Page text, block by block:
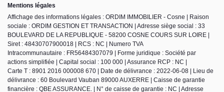
Mentions légales
Affichage des informations légales : ORDIM IMMOBILIER - Cosne | Raison
sociale : ORDIM GESTION ET TRANSACTION | Adresse siège social : 33
BOULEVARD DE LA REPUBLIQUE - 58200 COSNE COURS SUR LOIRE |
Siret : 48430707900018 | RCS : NC | Numero TVA
Intracommunautaire : FR56484307079 | Forme juridique : Société par
actions simplifiée | Capital social : 100 000 | Assurance RCP : NC |
Carte T : 8901 2016 000008 670 | Date de délivrance : 2022-06-08 | Lieu de
délivrance : 60 Boulevard Vauban 89000 AUXERRE | Caisse de garantie
financière : QBE ASSURANCE. | N° de caisse de garantie : NC | Adresse